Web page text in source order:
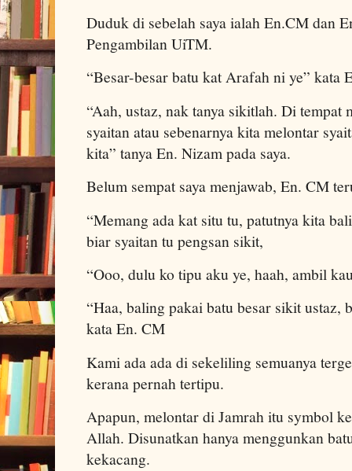
Duduk di sebelah saya ialah En.CM dan
Pengambilan UiTM.
“Besar-besar batu kat Arafah ni ye” kata
“Aah, ustaz, nak tanya sikitlah. Di tempat
syaitan atau sebenarnya kita melontar
kita” tanya En. Nizam pada saya.
Belum sempat saya menjawab, En. CM
“Memang ada kat situ tu, patutnya kita
biar syaitan tu pengsan sikit,
“Ooo, dulu ko tipu aku ye, haah, ambil
“Haa, baling pakai batu besar sikit ustaz,
kata En. CM
Kami ada ada di sekeliling semuanya
kerana pernah tertipu.
Apapun, melontar di Jamrah itu symbol
Allah. Disunatkan hanya menggunkan
kekacang.